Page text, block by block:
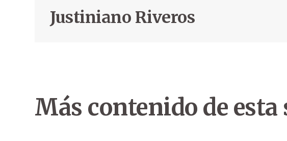
Justiniano Riveros
Más contenido de esta